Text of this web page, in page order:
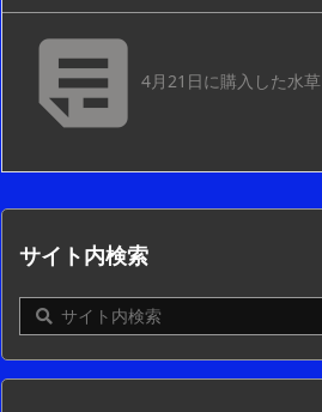
4月21日に購入した水草
サイト内検索